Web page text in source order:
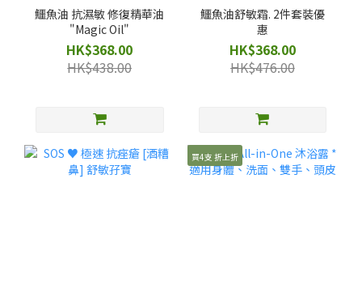
鱷魚油 抗濕敏 修復精華油
"Magic Oil"
HK$368.00
HK$438.00
鱷魚油舒敏霜. 2件套裝優
惠
HK$368.00
HK$476.00
買4支 折上折